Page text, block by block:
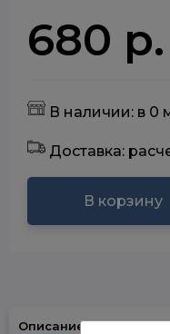
680 р.
В наличии: в 0
Доставка:
В корзину
Описание Наличие в